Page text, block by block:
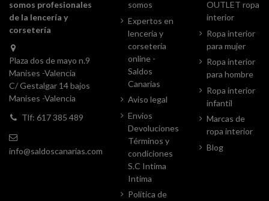
somos profesionales
de la lencería y
corsetería
Plaza dos de mayo n.9
Manises -Valencia
C/ Gestalgar 14 bajos
Manises -Valencia
Tlf: 617 385 489
info@saldoscanarias.com
somos
Expertos en
lencería y
corsetería
online -
Saldos
Canarias
Aviso legal
Envios
Devoluciones
Términos y
condiciones
S.C Intima
Intima
Política de
OUTLET ropa
interior
Ropa interior
para mujer
Ropa interior
para hombre
Ropa interior
infantil
Marcas de
ropa interior
Blog